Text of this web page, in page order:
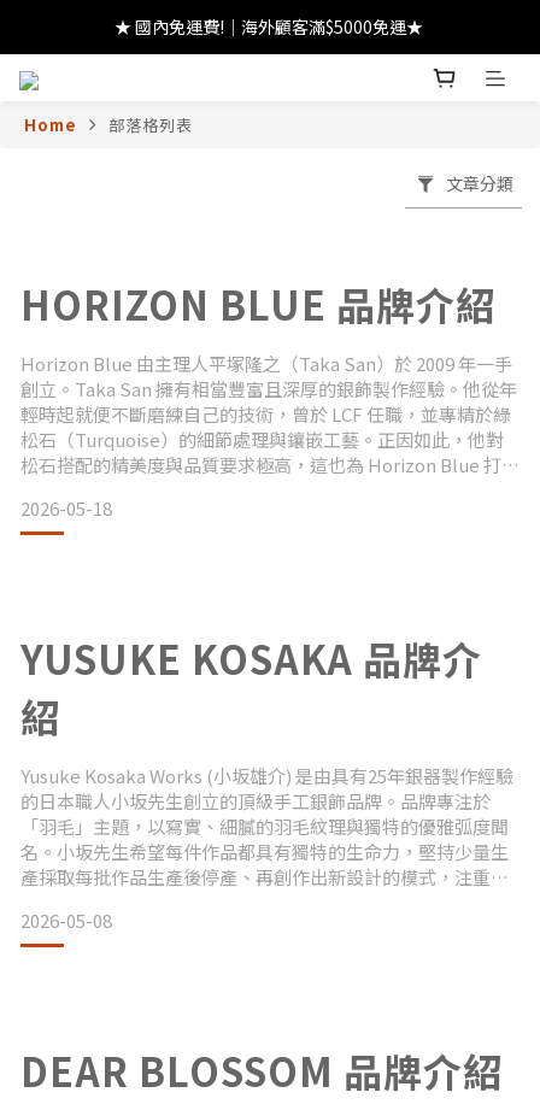
★ 註冊領 $300｜生日領 $300｜滿 $2000 折 $100 ★
★ 國內免運費!｜海外顧客滿$5000免運★
★ 註冊領 $300｜生日領 $300｜滿 $2000 折 $100 ★
Home 部落格列表
文章分類
HORIZON BLUE 品牌介紹
Horizon Blue 由主理人平塚隆之（Taka San）於 2009 年一手
創立。Taka San 擁有相當豐富且深厚的銀飾製作經驗。他從年
輕時起就便不斷磨練自己的技術，曾於 LCF 任職，並專精於綠
松石（Turquoise）的細節處理與鑲嵌工藝。正因如此，他對
松石搭配的精美度與品質要求極高，這也為 Horizon Blue 打下
精湛工藝與多元創作在創作上，Horizon Blue 的單品風格相當
多元。其中最廣為人知的，便是將老鷹、羽毛與松石這三種經
2026-05-18
YUSUKE KOSAKA 品牌介
紹
Yusuke Kosaka Works (小坂雄介) 是由具有25年銀器製作經驗
的日本職人小坂先生創立的頂級手工銀飾品牌。品牌專注於
「羽毛」主題，以寫實、細膩的羽毛紋理與獨特的優雅弧度聞
名。小坂先生希望每件作品都具有獨特的生命力，堅持少量生
產採取每批作品生產後停產、再創作出新設計的模式，注重手
心精神小坂先生希望能更深刻的營造出老鷹身上不同部位的羽
毛細節，讓羽毛的組合上更生動更具靈魂。以真實羽毛為原
2026-05-08
DEAR BLOSSOM 品牌介紹